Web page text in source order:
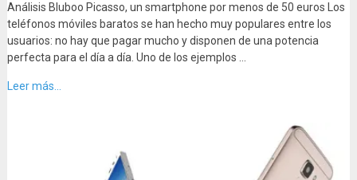
Análisis Bluboo Picasso, un smartphone por menos de 50 euros Los
teléfonos móviles baratos se han hecho muy populares entre los
usuarios: no hay que pagar mucho y disponen de una potencia
perfecta para el día a día. Uno de los ejemplos …
Leer más...